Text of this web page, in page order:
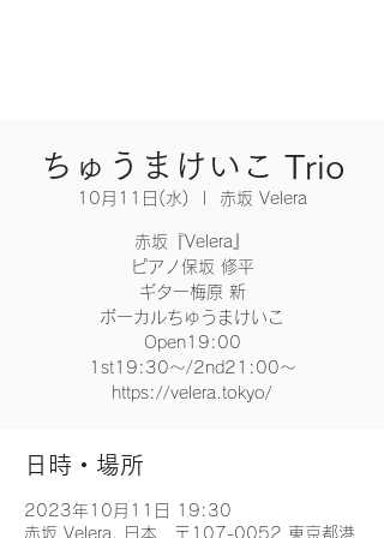
ちゅうまけいこ Trio
10月11日(水) 赤坂 Velera
赤坂『Velera』
ピアノ保坂 修平
ギター梅原 新
ボーカルちゅうまけいこ
Open19:00
1st19:30〜/2nd21:00〜
https://velera.tokyo/
日時・場所
2023年10月11日 19:30
赤坂 Velera, 日本、〒107-0052 東京都港